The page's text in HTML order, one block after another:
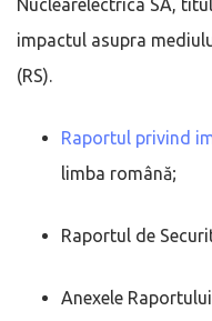
Nuclearelectrica SA,
impactul asupra
(RS).
Raportul privind
limba română;
Raportul de
Anexele